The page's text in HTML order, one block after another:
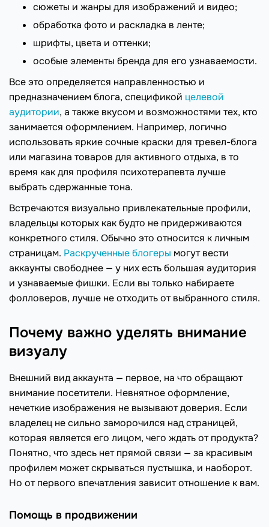
сюжеты и жанры для изображений и видео;
обработка фото и раскладка в ленте;
шрифты, цвета и оттенки;
особые элементы бренда для его узнаваемости.
Все это определяется направленностью и
предназначением блога, спецификой целевой
аудитории, а также вкусом и возможностями тех, кто
занимается оформлением. Например, логично
использовать яркие сочные краски для тревел-блога
или магазина товаров для активного отдыха, в то
время как для профиля психотерапевта лучше
выбрать сдержанные тона.
Встречаются визуально привлекательные профили,
владельцы которых как будто не придерживаются
конкретного стиля. Обычно это относится к личным
страницам. Раскрученные блогеры могут вести
аккаунты свободнее — у них есть большая аудитория
и узнаваемые фишки. Если вы только набираете
фолловеров, лучше не отходить от выбранного стиля.
Почему важно уделять внимание
визуалу
Внешний вид аккаунта — первое, на что обращают
внимание посетители. Невнятное оформление,
нечеткие изображения не вызывают доверия. Если
владелец не сильно заморочился над страницей,
которая является его лицом, чего ждать от продукта?
Понятно, что здесь нет прямой связи — за красивым
профилем может скрываться пустышка, и наоборот.
Но от первого впечатления зависит отношение к вам.
Помощь в продвижении